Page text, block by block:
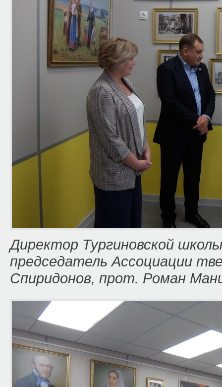
Директор Тургиновской
председатель Ассоциации
Спиридонов, прот. Роман